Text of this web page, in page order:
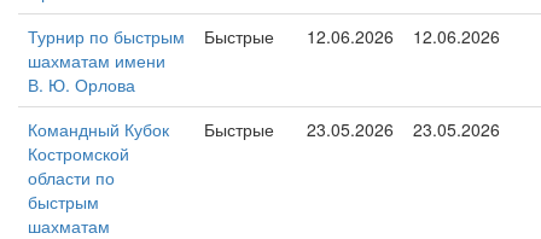
Турнир по быстрым
шахматам имени
В. Ю. Орлова
Быстрые 12.06.2026 12.06.2026
Командный Кубок
Костромской
области по
быстрым
шахматам
Быстрые 23.05.2026 23.05.2026